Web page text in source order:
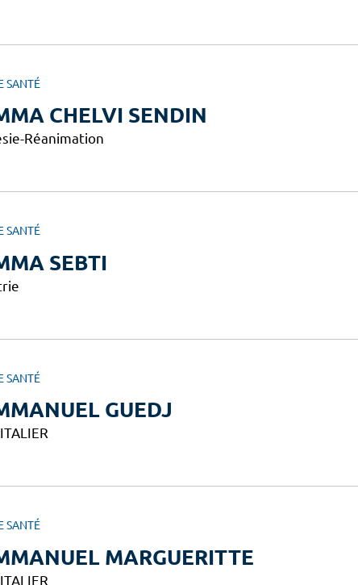
SANTÉ
CHELVI SENDIN
Réanimation
SANTÉ
SEBTI
SANTÉ
GUEDJ
SANTÉ
MARGUERITTE